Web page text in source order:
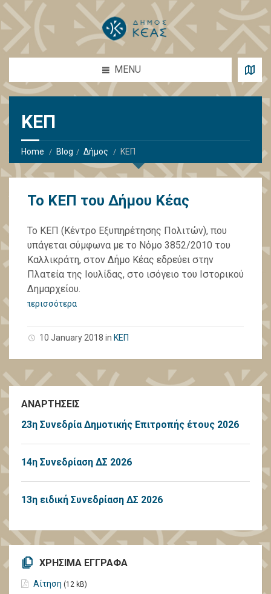
MENU
ΚΕΠ
Home Blog Δήμος ΚΕΠ
Το ΚΕΠ του Δήμου Κέας
Το ΚΕΠ (Κέντρο Εξυπηρέτησης Πoλιτών), που
υπάγεται σύμφωνα με το Νόμο 3852/2010 του
Καλλικράτη, στον Δήμο Κέας εδρεύει στην
Πλατεία της Ιουλίδας, στο ισόγειο του Ιστορικού
Δημαρχείου.
περισσότερα
10 January 2018 in ΚΕΠ
ΑΝΑΡΤΗΣΕΙΣ
23η Συνεδρία Δημοτικής Επιτροπής έτους 2026
14η Συνεδρίαση ΔΣ 2026
13η ειδική Συνεδρίαση ΔΣ 2026
ΧΡΗΣΙΜΑ ΕΓΓΡΑΦΑ
Αίτηση (12 kB)